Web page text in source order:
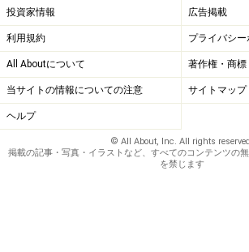
投資家情報 広告掲載
利用規約 プライバシー
All Aboutについて 著作権・商標
当サイトの情報についての注意 サイトマップ
ヘルプ
© All About, Inc. All rights
掲載の記事・写真・イラストなど、すべてのコンテンツの
を禁じます